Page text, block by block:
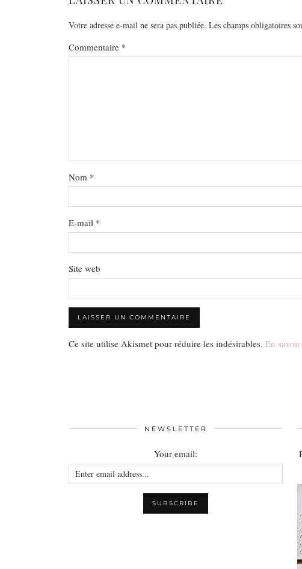
Votre adresse e-mail ne sera pas publiée. Les champs obligatoires
Commentaire *
Nom *
E-mail *
Site web
Ce site utilise Akismet pour réduire les indésirables. En
NEWSLETTER
Your email: